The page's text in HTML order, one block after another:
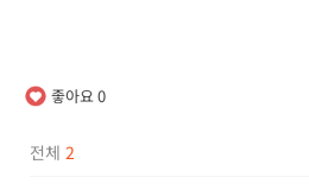
좋아요0
전체 2